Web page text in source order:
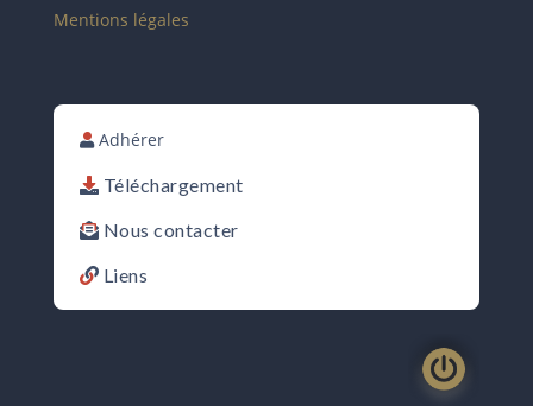
Mentions légales
Adhérer
Téléchargement
Nous contacter
Liens